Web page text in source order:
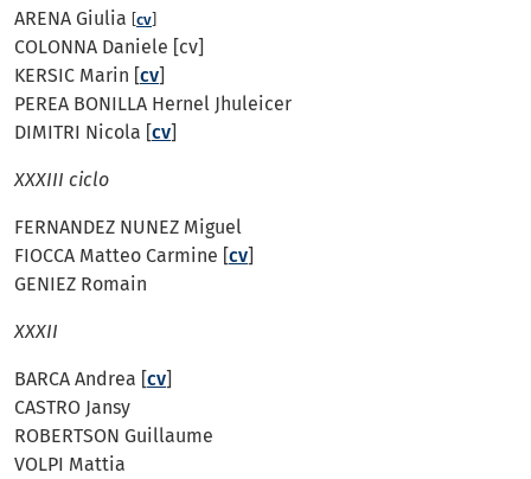
ARENA Giulia [cv]
COLONNA Daniele [cv]
KERSIC Marin [cv]
PEREA BONILLA Hernel Jhuleicer
DIMITRI Nicola [cv]
XXXIII ciclo
FERNANDEZ NUNEZ Miguel
FIOCCA Matteo Carmine [cv]
GENIEZ Romain
XXXII
BARCA Andrea [cv]
CASTRO Jansy
ROBERTSON Guillaume
VOLPI Mattia